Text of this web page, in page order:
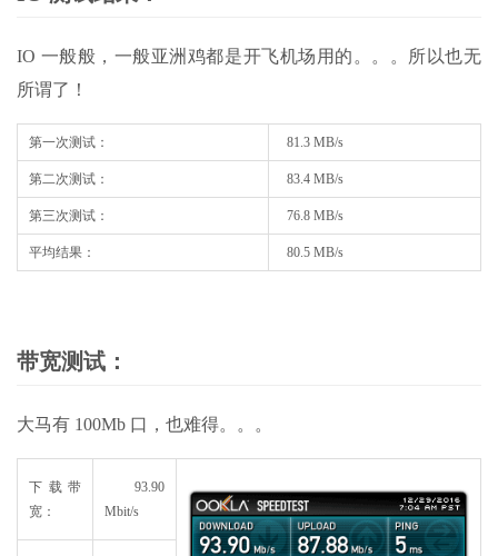
IO 一般般，一般亚洲鸡都是开飞机场用的。。。所以也无
所谓了！
第一次测试： 81.3 MB/s
第二次测试： 83.4 MB/s
第三次测试： 76.8 MB/s
平均结果： 80.5 MB/s
带宽测试：
大马有 100Mb 口，也难得。。。
下载带
宽：
93.90
Mbit/s